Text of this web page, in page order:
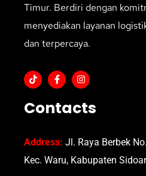
Timur. Berdiri dengan
menyediakan layanan
dan terpercaya.
Contacts
Address: Jl. Raya Berbek
Kec. Waru, Kabupaten